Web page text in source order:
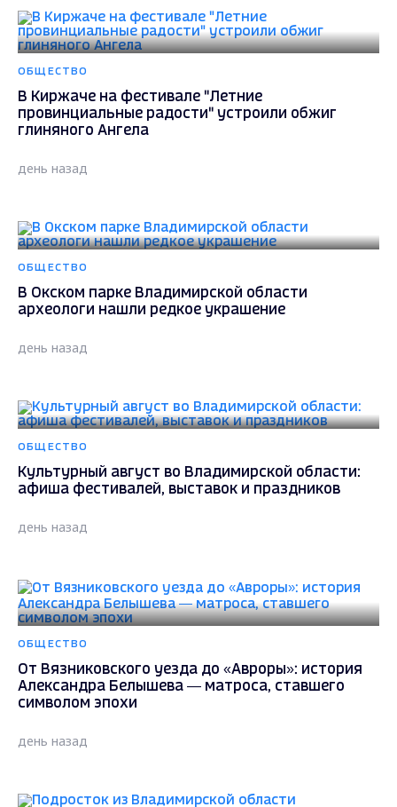
ОБЩЕСТВО
В Киржаче на фестивале "Летние
провинциальные радости" устроили обжиг
глиняного Ангела
день назад
ОБЩЕСТВО
В Окском парке Владимирской области
археологи нашли редкое украшение
день назад
ОБЩЕСТВО
Культурный август во Владимирской области:
афиша фестивалей, выставок и праздников
день назад
ОБЩЕСТВО
От Вязниковского уезда до «Авроры»: история
Александра Белышева — матроса, ставшего
символом эпохи
день назад